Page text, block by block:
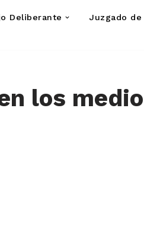
Deliberante Juzgado de
los